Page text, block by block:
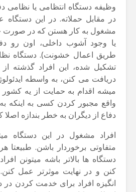
وظیفه دستگاه انتظامی یا نظامی
در مقابل حملاته. در این دستگاه
مشغول به کار هستن که در صورت
یا وجود آشوب داخلی، اون رو
طریق اعمال خشونت). دستگاه
تشکیل شده، این افراد گذشته
دریافت می کنن، به واسطه
میشه اقدام به حمایت از یه
واقع مجبور کردن کسی به اینکه
دفاع از دیگران به خطر بندازه
افراد مشغول در این دستگاه
متفاوتی برخوردار باشن.
دستگاه ها بالاتر باشه میتونن
کنن و در نهایت موثرتر عمل کنن.
انگیزه افراد برای خدمت کردن